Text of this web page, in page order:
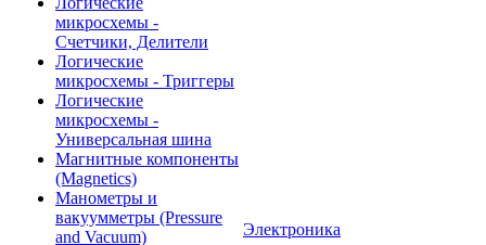
микросхемы -
Счетчики, Делители
Логические
микросхемы - Триггеры
Логические
микросхемы -
Универсальная шина
Магнитные компоненты
(Magnetics)
Манометры и
вакуумметры (Pressure
and Vacuum)
Электроника